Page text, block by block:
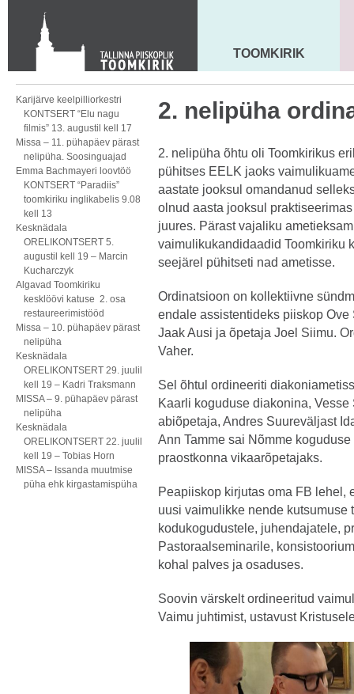
KONTAKT
Toom-Kooli 6, 10130 TALLINN
tallinna.toom@eelk.ee
MAARJA KIRIK
TOOMKIRIK
Karijärve keelpilliorkestri
KONTSERT “Elu nagu
filmis” 13. augustil kell 17
Missa – 11. pühapäev pärast
nelipüha. Soosinguajad
Emma Bachmayeri loovtöö
KONTSERT “Paradiis”
toomkiriku inglikabelis 9.08
kell 13
Kesknädala
ORELIKONTSERT 5.
augustil kell 19 – Marcin
Kucharczyk
Algavad Toomkiriku
kesklöövi katuse 2. osa
restaureerimistööd
Missa – 10. pühapäev pärast
nelipüha
Kesknädala
ORELIKONTSERT 29. juulil
kell 19 – Kadri Traksmann
MISSA – 9. pühapäev pärast
nelipüha
Kesknädala
ORELIKONTSERT 22. juulil
kell 19 – Tobias Horn
MISSA – Issanda muutmise
püha ehk kirgastamispüha
2. nelipüha
2. nelipüha õhtu oli Toomkirikus
pühitses EELK jaoks
aastate jooksul omandanud
olnud aasta jooksul
juures. Pärast vajaliku
vaimulikukandidaadid Toomkiriku
seejärel pühitseti nad ametisse.
Ordinatsioon on kollektiivne
endale assistentideks piiskop
Jaak Ausi ja õpetaja Joel Siimu.
Vaher.
Sel õhtul ordineeriti
Kaarli koguduse diakonina,
abiõpetaja, Andres Suureväljast
Ann Tamme sai Nõmme
praostkonna vikaarõpetajaks.
Peapiiskop kirjutas oma FB lehel,
uusi vaimulikke nende
kodukogudustele, juhendajatele,
Pastoraalseminarile,
kohal palves ja osaduses.
Soovin värskelt ordineeritud
Vaimu juhtimist, ustavust